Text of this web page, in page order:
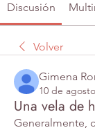
Discusión
Volver
Gimena
10 de
Una vela de
Generalmente,